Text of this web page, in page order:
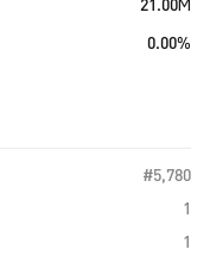
0.00%
#5,780
1
1